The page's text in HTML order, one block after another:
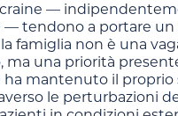
—
— tendono a portare un
famiglia non è una
ma una priorità
ha mantenuto il proprio
le perturbazioni